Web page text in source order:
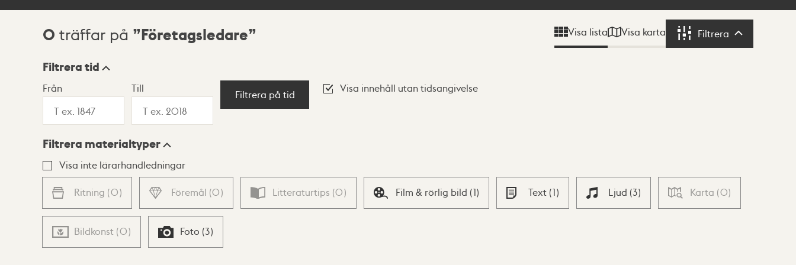
Sökresultat
0 träffar på Företagsledare Visa lista Visa karta Filtrera Filtrera
Visningsläge
Lista Karta
Filtrera tid
Från Till
Filtrera på tid
Visa innehåll utan tidsangivelse
Filtrera materialtyper
Visa inte lärarhandledningar
Ritning (0) Föremål (0) Litteraturtips (0) Film & rörlig bild (1) Text (1) Ljud (3) Karta (0)
Bildkonst (0) Foto (3)